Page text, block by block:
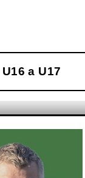
a U17